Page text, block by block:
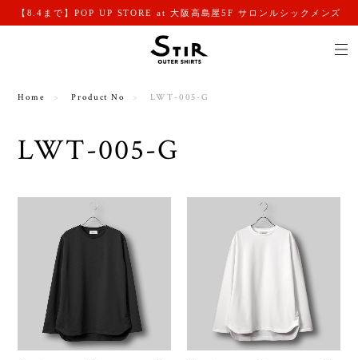
【8.4まで】POP UP STORE at 大阪高島屋5F サロンルシックメンズ
Home Product No LWT-005-G
LWT-005-G